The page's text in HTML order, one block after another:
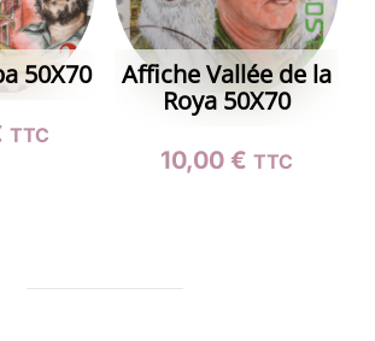
50X70
TTC
Affiche Vallée de la
Roya 50X70
10,00 € TTC